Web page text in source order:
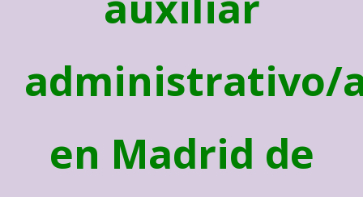
administrativo/
en Madrid de